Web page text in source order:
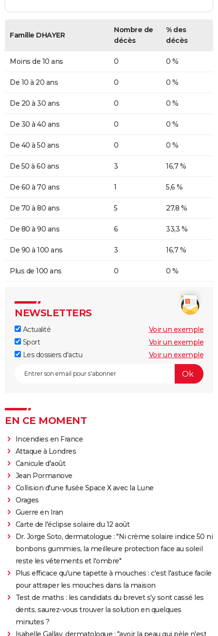
Famille DHAYER
Nombre de
décès
% des
décès
Moins de 10 ans 0 0 %
De 10 à 20 ans 0 0 %
De 20 à 30 ans 0 0 %
De 30 à 40 ans 0 0 %
De 40 à 50 ans 0 0 %
De 50 à 60 ans 3 16,7 %
De 60 à 70 ans 1 5,6 %
De 70 à 80 ans 5 27,8 %
De 80 à 90 ans 6 33,3 %
De 90 à 100 ans 3 16,7 %
Plus de 100 ans 0 0 %
NEWSLETTERS
Actualité
Voir un exemple
Sport
Voir un exemple
Les dossiers d'actu
Voir un exemple
EN CE MOMENT
Incendies en France
Attaque à Londres
Canicule d'août
Jean Pormanove
Collision d'une fusée Space X avec la Lune
Orages
Guerre en Iran
Carte de l'éclipse solaire du 12 août
Dr. Jorge Soto, dermatologue : "Ni crème solaire indice 50 ni
bonbons gummies, la meilleure protection face au soleil
reste les vêtements et l'ombre"
Plus efficace qu'une tapette à mouches : c'est l'astuce facile
pour attraper les mouches dans la maison
Test de maths : les candidats du brevet s'y sont cassé les
dents, saurez-vous trouver la solution en quelques
minutes ?
Isabelle Gallay, dermatologue : "avoir la peau qui pèle n'est